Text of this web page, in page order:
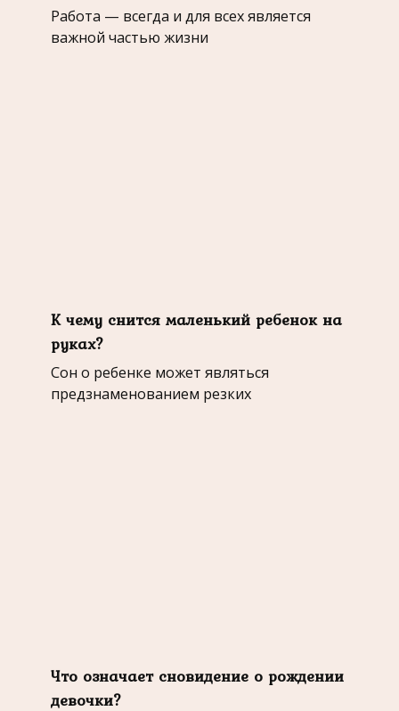
Работа — всегда и для всех является
важной частью жизни
К чему снится маленький ребенок на
руках?
Сон о ребенке может являться
предзнаменованием резких
Что означает сновидение о рождении
девочки?